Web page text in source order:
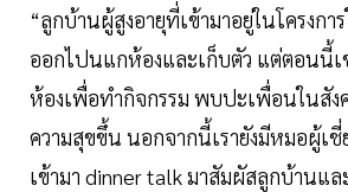
“ลูกบ้านผู้สูงอายุที่เข้ามาอยู่ในโครงกา
ออกไปนแกห้องและเก็บตัว แต่ตอนนี้เ
ห้องเพื่อทำกิจกรรม พบปะเพื่อนในสัง
ความสุขขึ้น นอกจากนี้เรายังมีหมอผู้เ
เข้ามา dinner talk มาสัมผัสลูกบ้านแล